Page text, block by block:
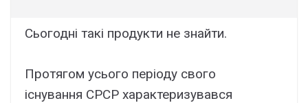
Сьогодні такі продукти не знайти.
Протягом усього періоду свого
існування СРСР характеризувався